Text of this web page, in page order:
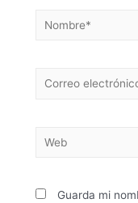
Guarda mi